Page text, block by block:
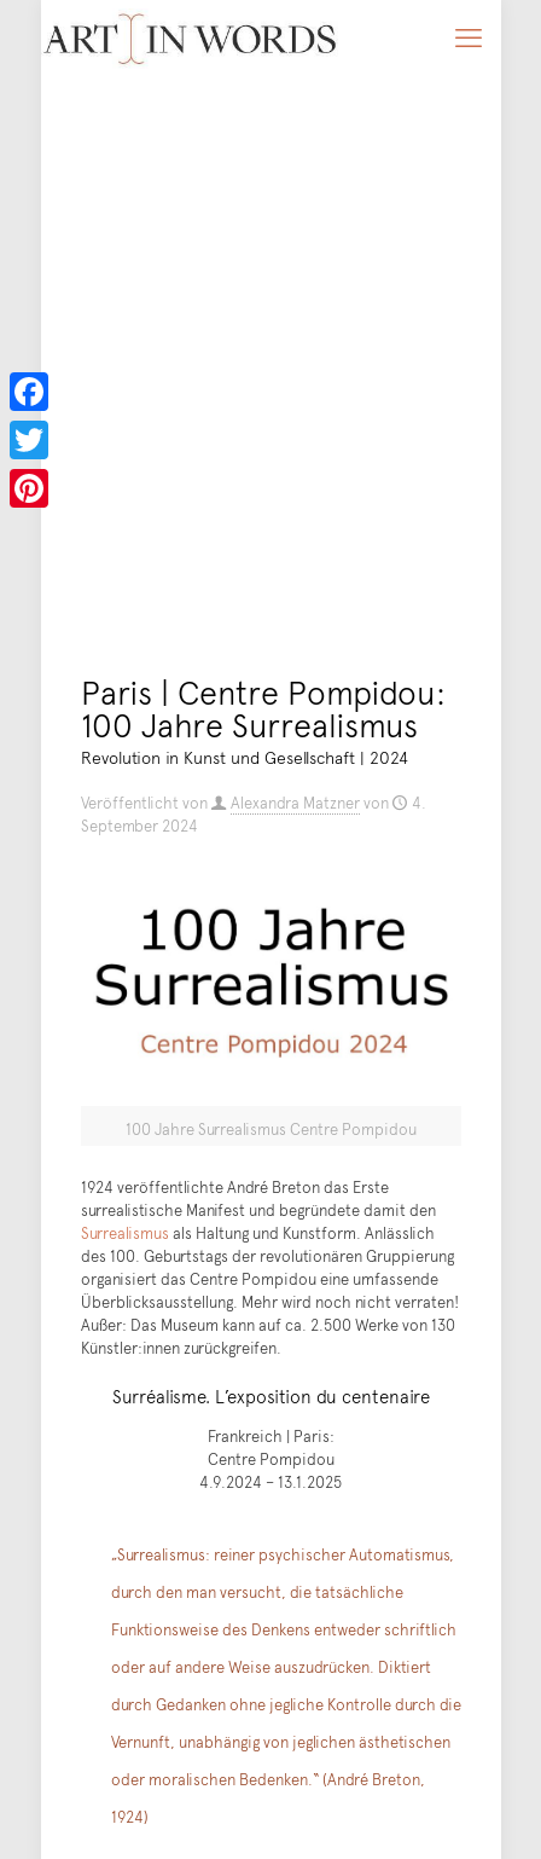
Paris | Centre Pompidou:
100 Jahre Surrealismus
Revolution in Kunst und Gesellschaft | 2024
Veröffentlicht von Alexandra Matznervon
4.
September 2024
100 Jahre Surrealismus Centre Pompidou
1924 veröffentlichte André Breton das Erste
surrealistische Manifest und begründete damit den
Surrealismus als Haltung und Kunstform. Anlässlich
des 100. Geburtstags der revolutionären Gruppierung
organisiert das Centre Pompidou eine umfassende
Überblicksausstellung. Mehr wird noch nicht verraten!
Außer: Das Museum kann auf ca. 2.500 Werke von 130
Künstler:innen zurückgreifen.
Surréalisme. L’exposition du centenaire
Frankreich | Paris:
Centre Pompidou
4.9.2024 – 13.1.2025
„Surrealismus: reiner psychischer Automatismus,
durch den man versucht, die tatsächliche
Funktionsweise des Denkens entweder schriftlich
oder auf andere Weise auszudrücken. Diktiert
durch Gedanken ohne jegliche Kontrolle durch die
Vernunft, unabhängig von jeglichen ästhetischen
oder moralischen Bedenken.“ (André Breton,
1924)
Facebook
Twitter